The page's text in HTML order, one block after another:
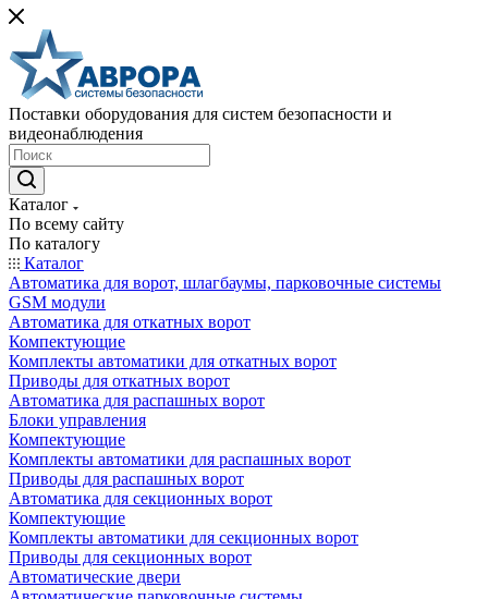
Поставки оборудования для систем безопасности и
видеонаблюдения
Каталог
По всему сайту
По каталогу
Каталог
Автоматика для ворот, шлагбаумы, парковочные системы
GSM модули
Автоматика для откатных ворот
Компектующие
Комплекты автоматики для откатных ворот
Приводы для откатных ворот
Автоматика для распашных ворот
Блоки управления
Компектующие
Комплекты автоматики для распашных ворот
Приводы для распашных ворот
Автоматика для секционных ворот
Компектующие
Комплекты автоматики для секционных ворот
Приводы для секционных ворот
Автоматические двери